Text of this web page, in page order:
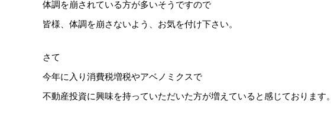
体調を崩されている方が多いそうですので
皆様、体調を崩さないよう、お気を付け下さい。
さて
今年に入り消費税増税やアベノミクスで
不動産投資に興味を持っていただいた方が増えていると感じております。